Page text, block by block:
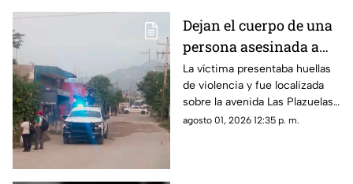
Dejan el cuerpo de una
persona asesinada a
balazos en la Sabana
La víctima presentaba huellas
de violencia y fue localizada
sobre la avenida Las Plazuelas
durante la madrugada.
agosto 01, 2026 12:35 p. m.